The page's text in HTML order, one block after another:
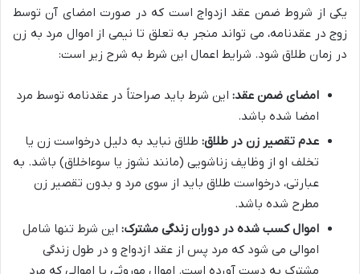
یکی از شروط ضمن عقد ازدواج است که در صورت امضای آن توسط
زوج در عقدنامه، می تواند منجر به تعلق تا نیمی از اموال مرد به زن
در زمان طلاق شود. شرایط اعمال این شرط به شرح زیر است:
امضای ضمن عقد: این شرط باید صراحتاً در عقدنامه توسط مرد
امضا شده باشد.
عدم تقصیر زن در طلاق: طلاق نباید به دلیل درخواست زن یا
تخلف او از وظایف زناشویی (مانند نشوز یا سوءاخلاق) باشد. به
عبارتی، درخواست طلاق باید از سوی مرد و بدون تقصیر زن
مطرح شده باشد.
اموال کسب شده در دوران زندگی مشترک: این شرط تنها شامل
اموالی می شود که مرد پس از عقد ازدواج و در طول زندگی
مشترک به دست آورده است. اموال موروثی یا اموالی که مرد